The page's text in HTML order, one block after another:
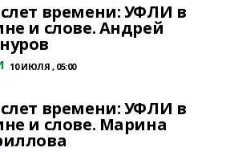
времени: УФЛИ в
и слове. Андрей
10 ИЮЛЯ , 05:00
времени: УФЛИ в
и слове. Марина